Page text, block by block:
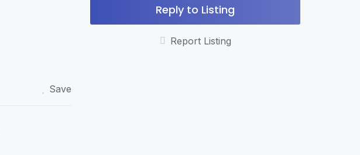
Save
Reply to Listing
Report Listing